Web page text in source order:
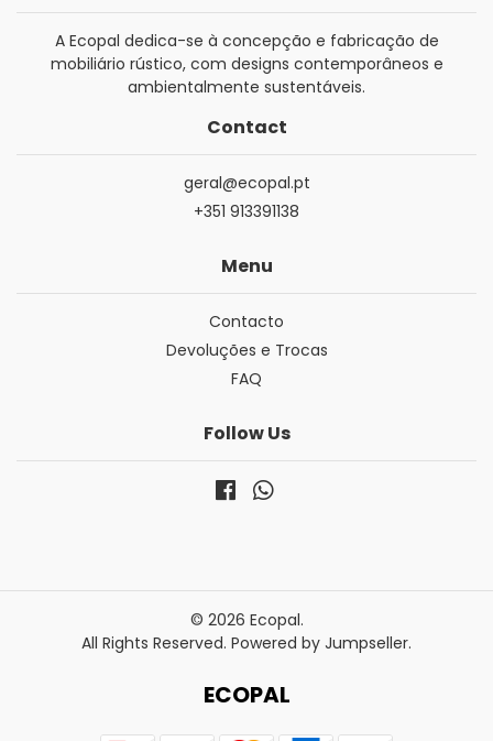
A Ecopal dedica-se à concepção e fabricação de
mobiliário rústico, com designs contemporâneos e
ambientalmente sustentáveis.
Contact
geral@ecopal.pt
+351 913391138
Menu
Contacto
Devoluções e Trocas
FAQ
Follow Us
© 2026 Ecopal.
All Rights Reserved. Powered by Jumpseller.
ECOPAL